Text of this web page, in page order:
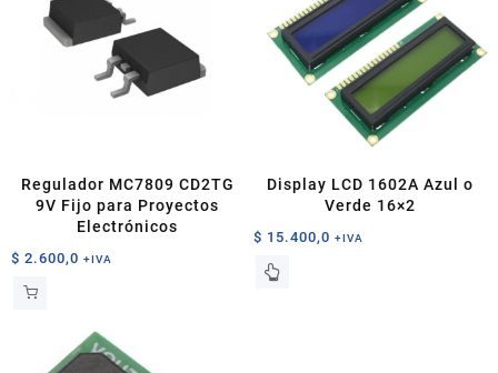
Regulador MC7809 CD2TG
9V Fijo para Proyectos
Electrónicos
$ 2.600,0 +IVA
Display LCD 1602A Azul o
Verde 16×2
$ 15.400,0 +IVA
Este